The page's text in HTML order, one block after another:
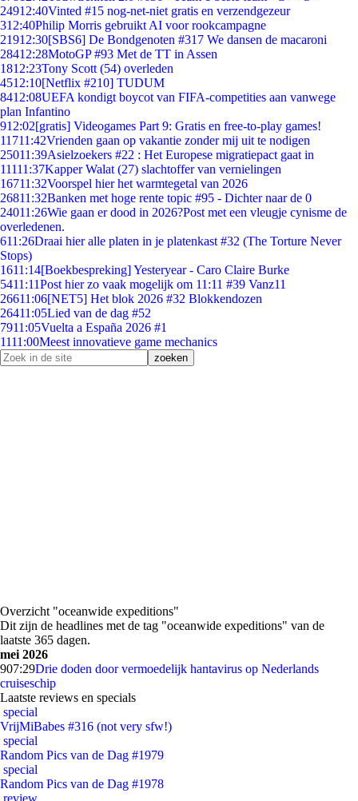
24912:40Vinted #15 nog-net-niet gratis en verzendgezeur
312:40Philip Morris gebruikt AI voor rookcampagne
21912:30[SBS6] De Bondgenoten #317 We dansen de macaroni
28412:28MotoGP #93 Met de TT in Assen
1812:23Tony Scott (54) overleden
4512:10[Netflix #210] TUDUM
8412:08UEFA kondigt boycot van FIFA-competities aan vanwege
plan Infantino
912:02[gratis] Videogames Part 9: Gratis en free-to-play games!
11711:42Vrienden gaan op vakantie zonder mij uit te nodigen
25011:39Asielzoekers #22 : Het Europese migratiepact gaat in
11111:37Kapper Walat (27) slachtoffer van vernielingen
16711:32Voorspel hier het warmtegetal van 2026
26811:32Banken met hoge rente topic #95 - Dichter naar de 0
24011:26Wie gaan er dood in 2026?Post met een vleugje cynisme de
overledenen.
611:26Draai hier alle platen in je platenkast #32 (The Torture Never
Stops)
1611:14[Boekbespreking] Yesteryear - Caro Claire Burke
5411:11Post hier zo vaak mogelijk om 11:11 #39 Vanz11
26611:06[NET5] Het blok 2026 #32 Blokkendozen
26411:05Lied van de dag #52
7911:05Vuelta a España 2026 #1
1111:00Meest innovatieve game mechanics
Overzicht "oceanwide expeditions"
Dit zijn de headlines met de tag "oceanwide expeditions" van de
laatste 365 dagen.
mei 2026
907:29Drie doden door vermoedelijk hantavirus op Nederlands
cruiseschip
Laatste reviews en specials
special
VrijMiBabes #316 (not very sfw!)
special
Random Pics van de Dag #1979
special
Random Pics van de Dag #1978
review